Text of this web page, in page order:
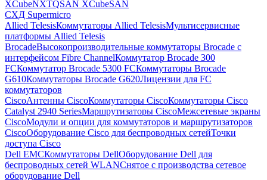
XCubeNXTQSAN XCubeSAN
СХД Supermicro
Allied TelesisКоммутаторы Allied TelesisМультисервисные
платформы Allied Telesis
BrocadeВысокопроизводительные коммутаторы Brocade с
интерфейсом Fibre ChannelКоммутатор Brocade 300
FCКоммутатор Brocade 5300 FCКоммутаторы Brocade
G610Коммутаторы Brocade G620Лицензии для FC
коммутаторов
CiscoАнтенны CiscoКоммутаторы CiscoКоммутаторы Cisco
Catalyst 2940 SeriesМаршрутизаторы CiscoМежсетевые экраны
CiscoМодули и опции для коммутаторов и маршрутизаторов
CiscoОборудование Cisco для беспроводных сетейТочки
доступа Cisco
Dell EMCКоммутаторы DellОборудование Dell для
беспроводных сетей WLANСнятое с производства сетевое
оборудование Dell